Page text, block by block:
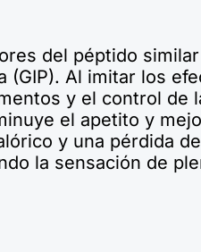
del péptido similar
Al imitar los
y el control de
el apetito y
y una pérdida
la sensación de